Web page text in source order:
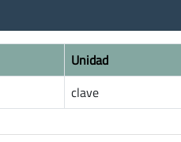
Unidad
clave